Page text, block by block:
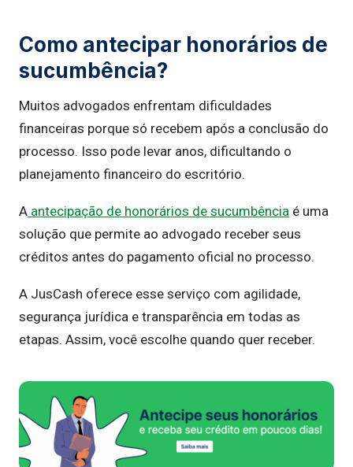
Como antecipar honorários de
sucumbência?
Muitos advogados enfrentam dificuldades
financeiras porque só recebem após a conclusão do
processo. Isso pode levar anos, dificultando o
planejamento financeiro do escritório.
A antecipação de honorários de sucumbência é uma
solução que permite ao advogado receber seus
créditos antes do pagamento oficial no processo.
A JusCash oferece esse serviço com agilidade,
segurança jurídica e transparência em todas as
etapas. Assim, você escolhe quando quer receber.